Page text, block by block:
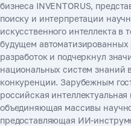
бизнеса INVENTORUS,
поиску и интерпретации
искусственного интеллекта в
будущем
разработок и подчеркнул
национальных систем знаний
конкуренции. Зарубежным
российская
объединяющая массивы
предоставляющая ИИ-